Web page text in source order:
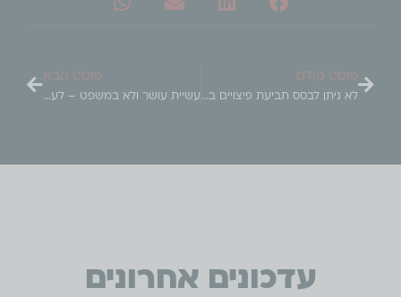
פוסט קודם
לא ניתן לבסס תביעת פיצויים בגין אובדן פוטנציאל מכוח תמ"א 38
פוסט הבא
עשיית עושר ולא במשפט – לעומת דיני הנזיקין – ומה שביניהם
עדכונים אחרונים